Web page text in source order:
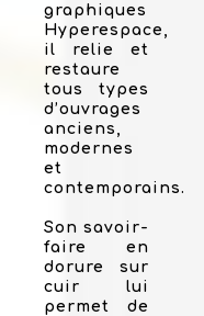
graphiques
Hyperespace,
il relie et
restaure
tous types
d’ouvrages
anciens,
modernes
et
contemporains.
Son savoir-
faire en
dorure sur
cuir lui
permet de